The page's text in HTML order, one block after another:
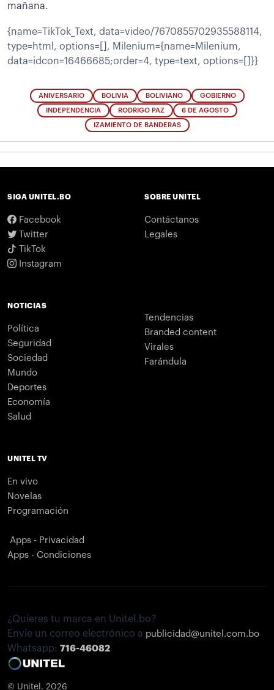
mañana.
{name=TikTok_Text, data=video/7670855702935588114,
type=html, options=[], Milenium={name=Milenium,
data=idcon=16466685;order=4, type=text, options=[]}}
ANIVERSARIO BOLIVIA BOLIVIANO GOBIERNO
INDEPENDENCIA RODRIGO PAZ 6 DE AGOSTO
IZAMIENTO DE BANDERAS
SIGA UNITEL.BO
Facebook
Twitter
TikTok
Instagram
SOBRE UNITEL
Contáctanos
Legales
NOTICIAS
Política
Seguridad
Sociedad
Mundo
Deportes
Economía
Salud
Tendencias
Branded content
Virales
Farándula
UNITEL TV
En vivo
Novelas
Programación
Apps - Privacidad
Apps - Condiciones
¿Quieres tu marca en Unitel.bo?
Envíe un correo electrónico a publicidad@unitel.com.bo
Whatsapp: 716-46082
© Unitel. 2026